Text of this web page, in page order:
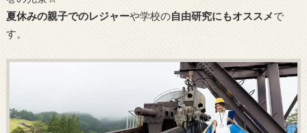
夏休みの親子でのレジャーや学校の自由研究にもオススメで
す。